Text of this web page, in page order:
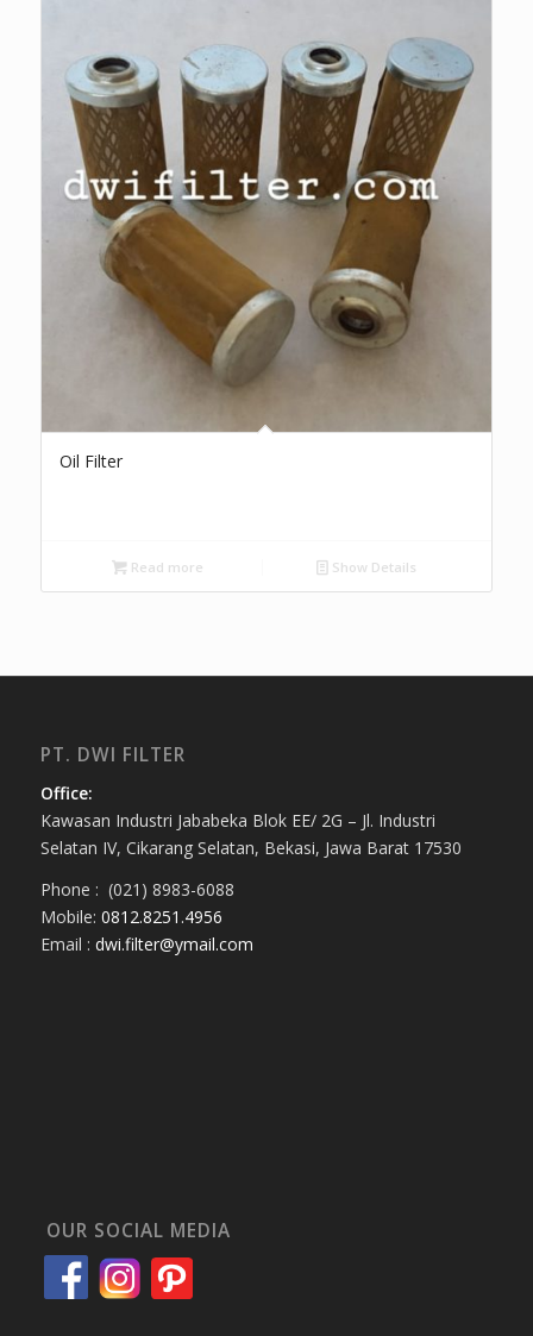
Oil Filter
Read more Show Details
PT. DWI FILTER
Office:
Kawasan Industri Jababeka Blok EE/ 2G – Jl. Industri
Selatan IV, Cikarang Selatan, Bekasi, Jawa Barat 17530
Phone : (021) 8983-6088
Mobile: 0812.8251.4956
Email : dwi.filter@ymail.com
OUR SOCIAL MEDIA